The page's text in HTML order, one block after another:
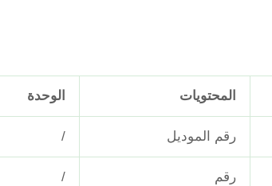
المحتويات الوحدة
رقم الموديل /
رقم /